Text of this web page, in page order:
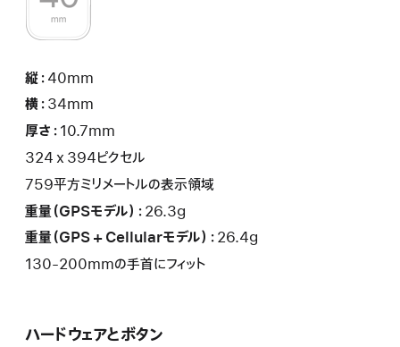
縦： 40mm
横： 34mm
厚さ： 10.7mm
324 x 394ピクセル
759平方ミリメートルの表示領域
重量（GPSモデル）： 26.3g
重量（GPS + Cellularモデル）： 26.4g
130-200mmの手首にフィット
ハ ー ド ウ ェ ア とボ タ ン